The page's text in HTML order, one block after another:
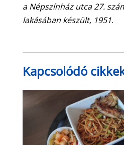
a Népszínház utca 27.
lakásában készült, 1951.
Kapcsolódó